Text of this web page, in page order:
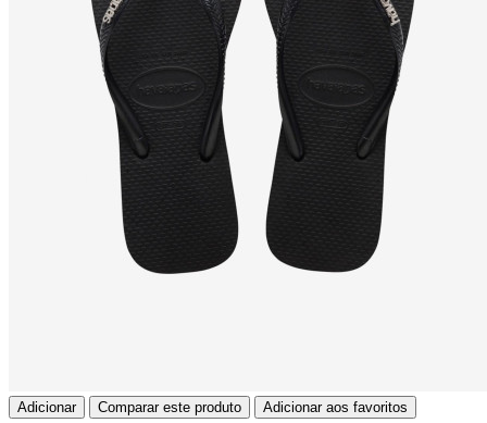
Adicionar Comparar este produto Adicionar aos favoritos